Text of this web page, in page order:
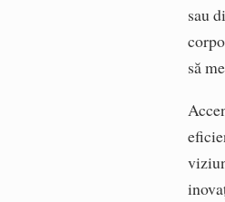
sau
să